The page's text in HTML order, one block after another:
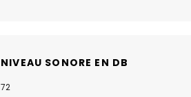
NIVEAU SONORE EN DB
72